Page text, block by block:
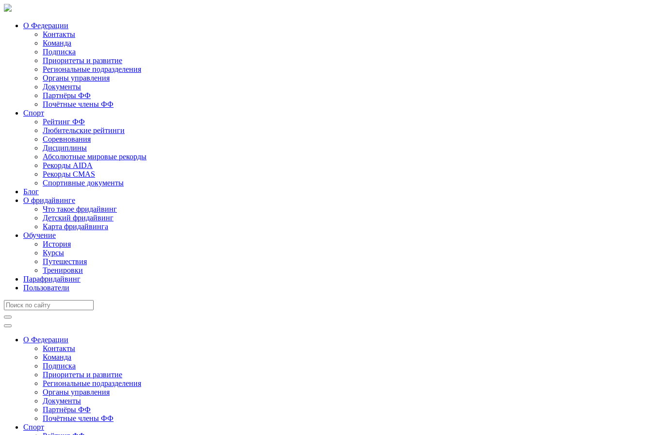
О Федерации
Контакты
Команда
Подписка
Приоритеты и развитие
Региональные подразделения
Органы управления
Документы
Партнёры ФФ
Почётные члены ФФ
Спорт
Рейтинг ФФ
Любительские рейтинги
Соревнования
Дисциплины
Абсолютные мировые рекорды
Рекорды AIDA
Рекорды CMAS
Спортивные документы
Блог
О фридайвинге
Что такое фридайвинг
Детский фридайвинг
Карта фридайвинга
Обучение
История
Курсы
Путешествия
Тренировки
Парафридайвинг
Пользователи
О Федерации
Контакты
Команда
Подписка
Приоритеты и развитие
Региональные подразделения
Органы управления
Документы
Партнёры ФФ
Почётные члены ФФ
Спорт